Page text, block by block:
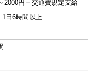
2000円＋交通費規定支給
1日6時間以上